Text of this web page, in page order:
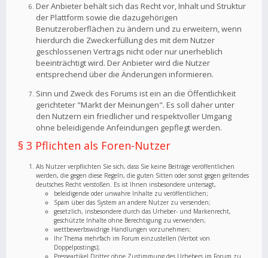
Der Anbieter behält sich das Recht vor, Inhalt und Struktur
der Plattform sowie die dazugehörigen
Benutzeroberflächen zu ändern und zu erweitern, wenn
hierdurch die Zweckerfüllung des mit dem Nutzer
geschlossenen Vertrags nicht oder nur unerheblich
beeinträchtigt wird. Der Anbieter wird die Nutzer
entsprechend über die Änderungen informieren.
Sinn und Zweck des Forums ist ein an die Öffentlichkeit
gerichteter "Markt der Meinungen". Es soll daher unter
den Nutzern ein friedlicher und respektvoller Umgang
ohne beleidigende Anfeindungen gepflegt werden.
§ 3 Pflichten als Foren-Nutzer
Als Nutzer verpflichten Sie sich, dass Sie keine Beiträge veröffentlichen
werden, die gegen diese Regeln, die guten Sitten oder sonst gegen geltendes
deutsches Recht verstoßen. Es ist Ihnen insbesondere untersagt,
beleidigende oder unwahre Inhalte zu veröffentlichen;
Spam über das System an andere Nutzer zu versenden;
gesetzlich, insbesondere durch das Urheber- und Markenrecht,
geschützte Inhalte ohne Berechtigung zu verwenden;
wettbewerbswidrige Handlungen vorzunehmen;
Ihr Thema mehrfach im Forum einzustellen (Verbot von
Doppelpostings);
Presseartikel Dritter ohne Zustimmung des Urhebers im Forum zu